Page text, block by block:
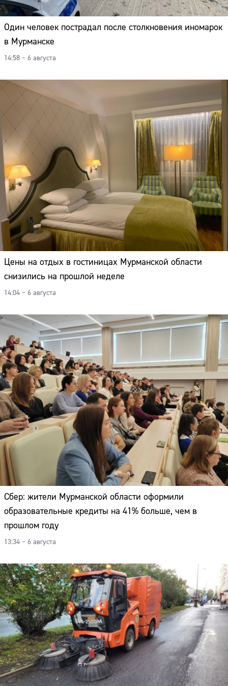
Один человек пострадал после столкновения иномарок
в Мурманске
14:58 – 6 августа
Цены на отдых в гостиницах Мурманской области
снизились на прошлой неделе
14:04 – 6 августа
Сбер: жители Мурманской области оформили
образовательные кредиты на 41% больше, чем в
прошлом году
13:34 – 6 августа
Сайт: